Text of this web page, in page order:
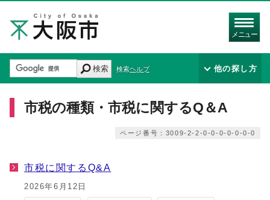
メニュー
検索 検索ヘルプ 他の探し方
市税の種類・市税に関するQ＆A
ページ番号：3009-2-2-0-0-0-0-0-0-0
市税に関するQ&A
2026年6月12日